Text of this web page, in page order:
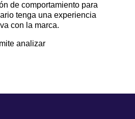
de comportamiento para
tenga una experiencia
con la marca.
analizar